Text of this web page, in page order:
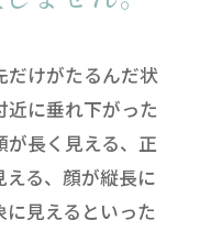
だけがたるんだ状
近に垂れ下がった
が長く見える、正
る、顔が縦長に
見えるといった